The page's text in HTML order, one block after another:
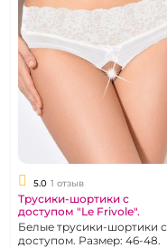
5.0 1 отзыв
Трусики-шортики с
доступом "Le Frivole".
Белые трусики-шортики с
доступом. Размер: 46-48.